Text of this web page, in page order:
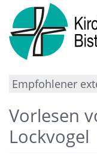
Empfohlener
Vorlesen
Lockvogel